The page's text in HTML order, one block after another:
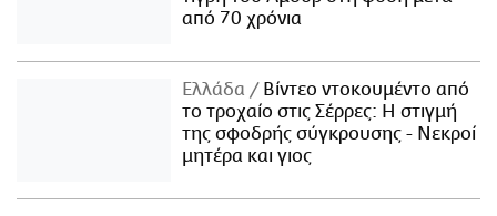
από 70 χρόνια
Ελλάδα
Βίντεο ντοκουμέντο από
το τροχαίο στις Σέρρες: Η στιγμή
της σφοδρής σύγκρουσης - Νεκροί
μητέρα και γιος